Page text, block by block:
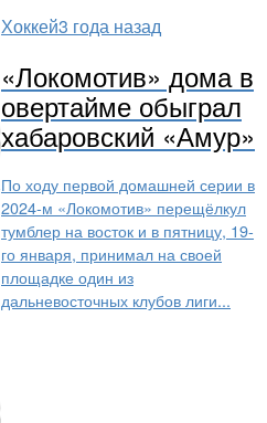
Хоккей3 года назад
«Локомотив» дома в
овертайме обыграл
хабаровский «Амур»
По ходу первой домашней серии в
2024-м «Локомотив» перещёлкул
тумблер на восток и в пятницу, 19-
го января, принимал на своей
площадке один из
дальневосточных клубов лиги...